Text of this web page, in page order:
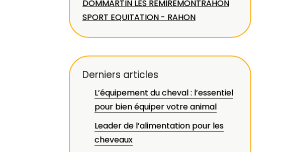
DOMMARTIN LES REMIREMONTRAHON
SPORT EQUITATION - RAHON
Derniers articles
L’équipement du cheval : l’essentiel
pour bien équiper votre animal
Leader de l’alimentation pour les
cheveaux